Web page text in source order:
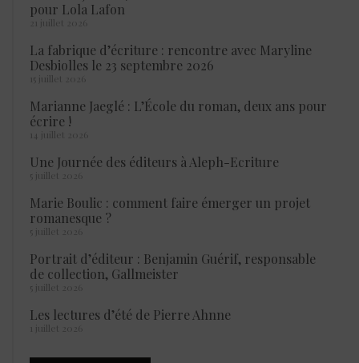
pour Lola Lafon
21 juillet 2026
La fabrique d’écriture : rencontre avec Maryline
Desbiolles le 23 septembre 2026
15 juillet 2026
Marianne Jaeglé : L’École du roman, deux ans pour
écrire !
14 juillet 2026
Une Journée des éditeurs à Aleph-Ecriture
5 juillet 2026
Marie Boulic : comment faire émerger un projet
romanesque ?
5 juillet 2026
Portrait d’éditeur : Benjamin Guérif, responsable
de collection, Gallmeister
5 juillet 2026
Les lectures d’été de Pierre Ahnne
1 juillet 2026